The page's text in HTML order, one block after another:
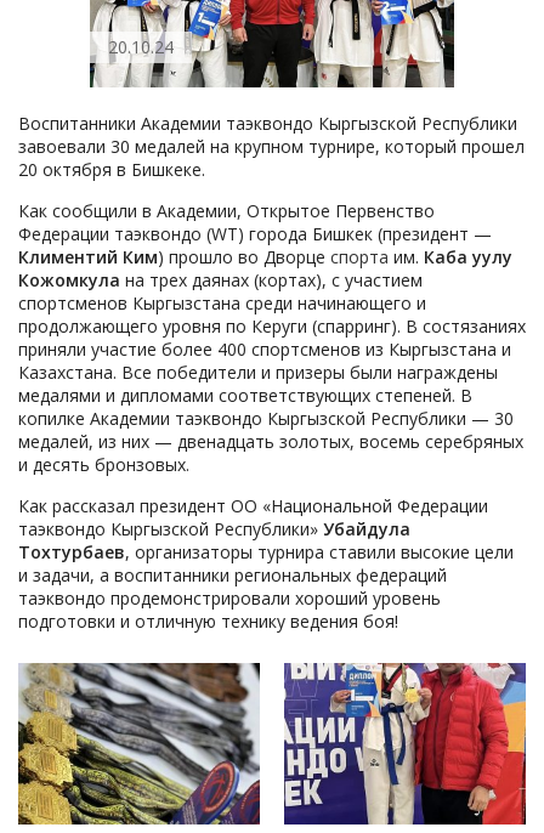
20.10.24
Воспитанники Академии таэквондо Кыргызской Республики
завоевали 30 медалей на крупном турнире, который прошел
20 октября в Бишкеке.
Как сообщили в Академии, Открытое Первенство
Федерации таэквондо (WT) города Бишкек (президент —
Климентий Ким) прошло во Дворце спорта им. Каба уулу
Кожомкула на трех даянах (кортах), с участием
спортсменов Кыргызстана среди начинающего и
продолжающего уровня по Керуги (спарринг). В состязаниях
приняли участие более 400 спортсменов из Кыргызстана и
Казахстана. Все победители и призеры были награждены
медалями и дипломами соответствующих степеней. В
копилке Академии таэквондо Кыргызской Республики — 30
медалей, из них — двенадцать золотых, восемь серебряных
и десять бронзовых.
Как рассказал президент ОО «Национальной Федерации
таэквондо Кыргызской Республики» Убайдула
Тохтурбаев, организаторы турнира ставили высокие цели
и задачи, а воспитанники региональных федераций
таэквондо продемонстрировали хороший уровень
подготовки и отличную технику ведения боя!